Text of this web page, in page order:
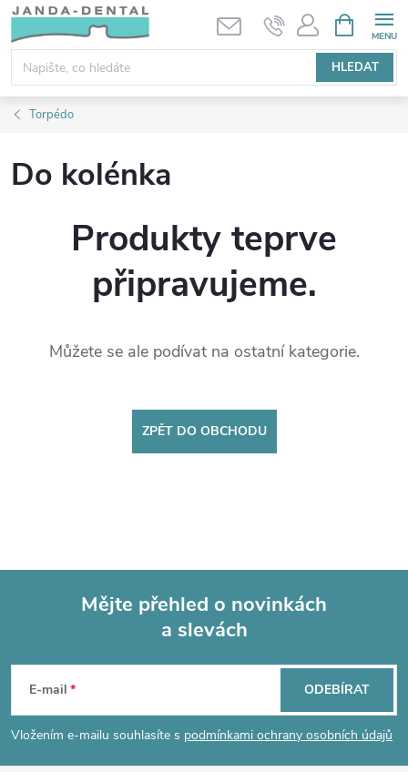
Přejít
obsah
HLEDAT
NÁKUPNÍ
KOŠÍK
Torpédo
Do kolénka
Produkty teprve
připravujeme.
Můžete se ale podívat na ostatní kategorie.
ZPĚT DO OBCHODU
p
Mějte přehled o novinkách
a slevách
E-mail
Vložením e-mailu souhlasíte s podmínkami ochrany osobních údajů
ODEBÍRAT